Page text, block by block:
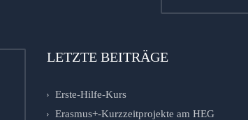
LETZTE BEITRÄGE
Erste-Hilfe-Kurs
Erasmus+-Kurzzeitprojekte am HEG